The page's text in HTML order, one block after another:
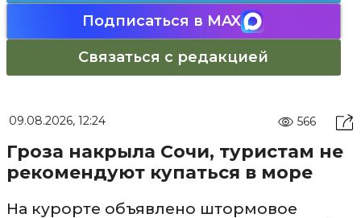
Подписаться в MAX
Связаться с редакцией
09.08.2026, 12:24 566
Гроза накрыла Сочи, туристам не
рекомендуют купаться в море
На курорте объявлено штормовое